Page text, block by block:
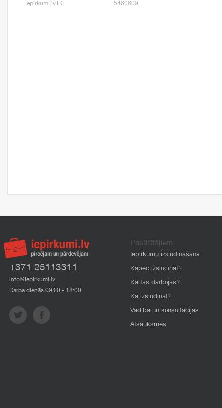
Iepirkumi.lv ID: 5460609
+371 25113311
info@iepirkumi.lv
Darba dienās 09:00 - 18:00
Pasūtītājiem
Iepirkumu izsludināšana
Kāpēc izsludināt?
Kā tas darbojas?
Kā izsludināt?
Vadība un konsultācijas
Atsauksmes